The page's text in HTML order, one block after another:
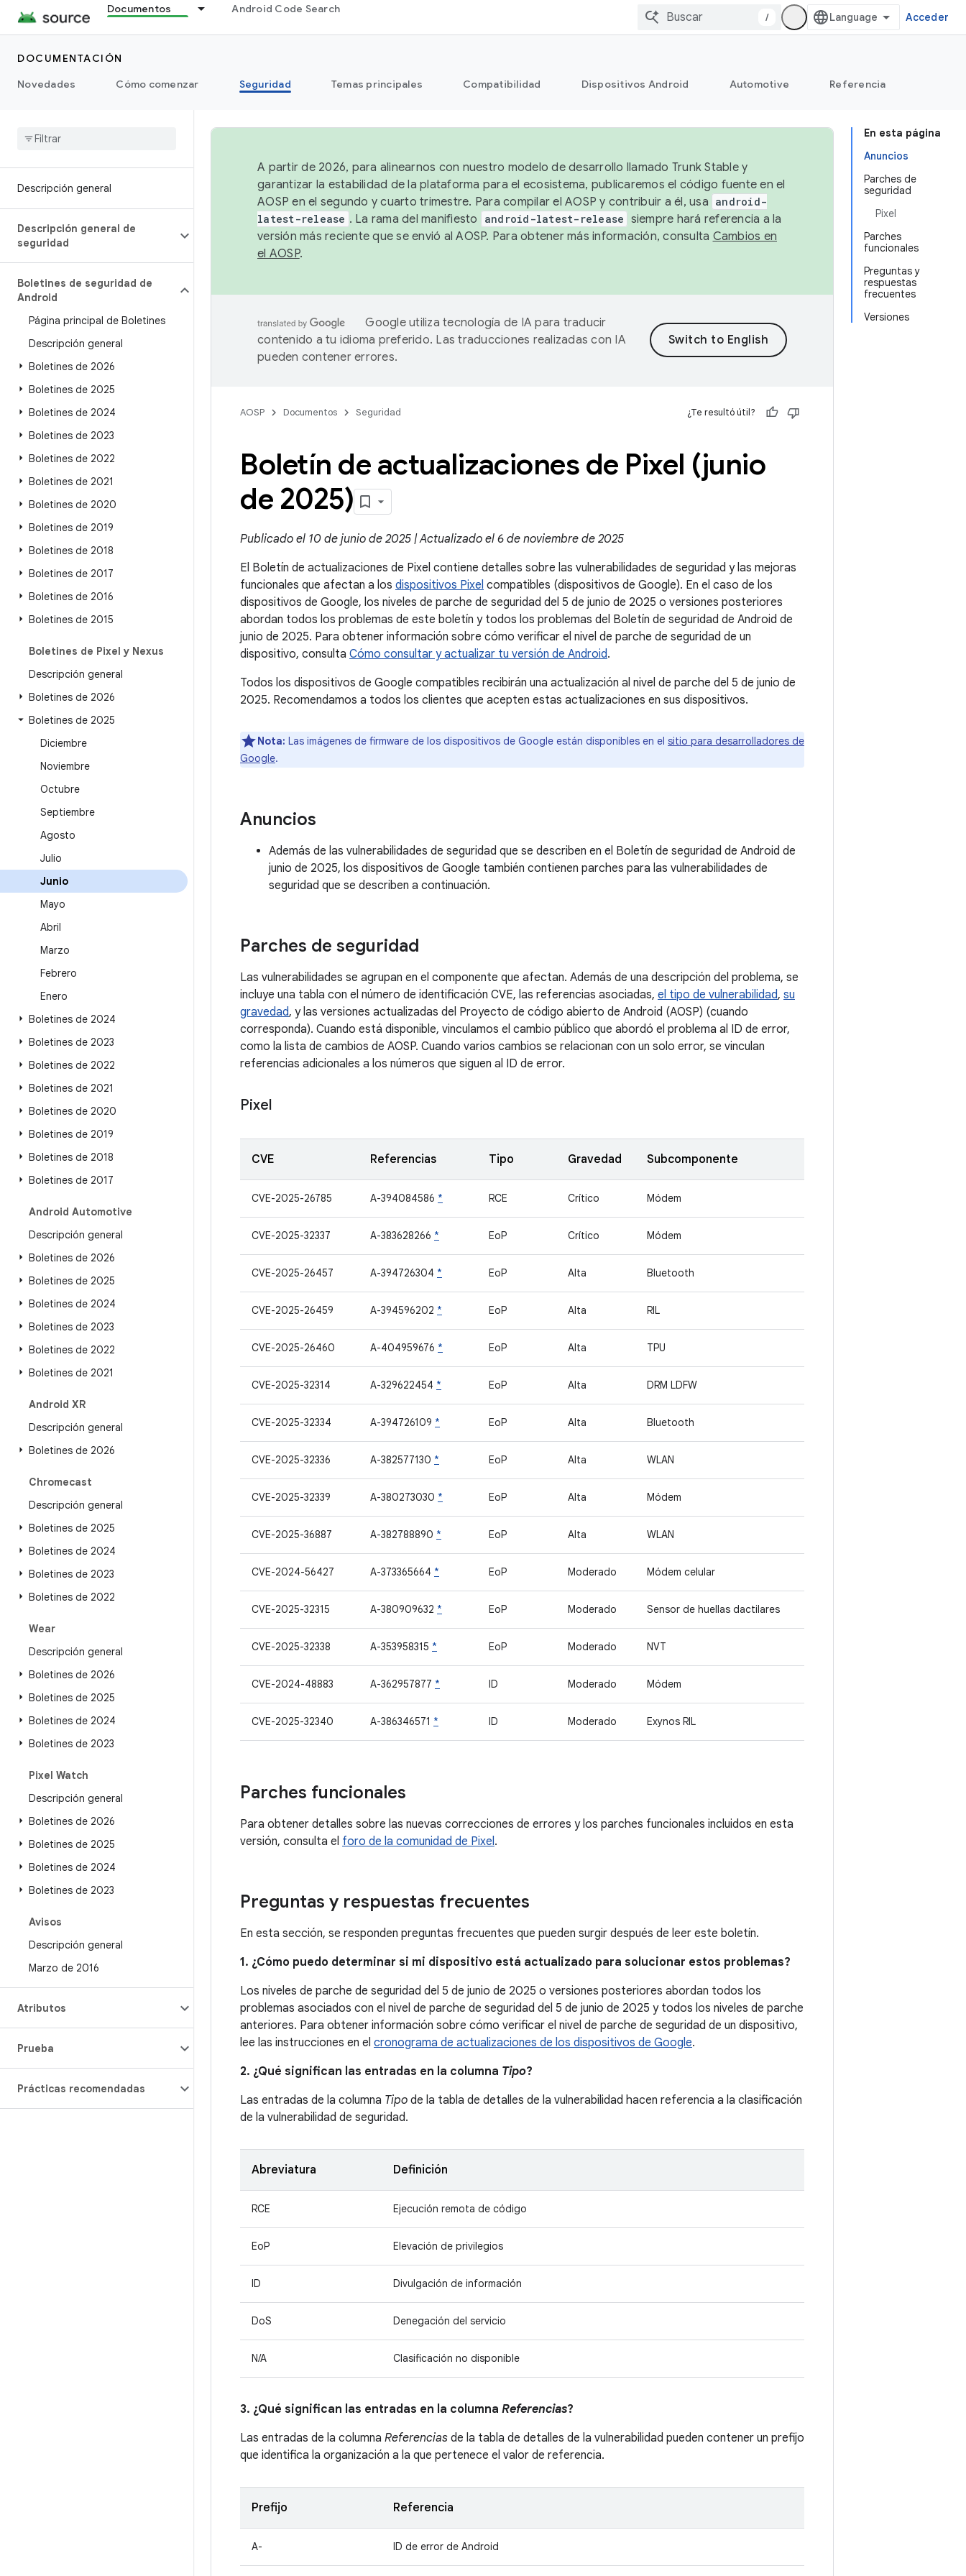
Documentos Android Code Search
/ Acceder
DOCUMENTACIÓN
Novedades
Cómo comenzar Seguridad Temas principales Compatibilidad Dispositivos Android Automotive Referencia
Descripción general
Descripción general de
seguridad
Boletines de seguridad de
Android
Página principal de Boletines
Descripción general
Boletines de 2026
Boletines de 2025
Boletines de 2024
Boletines de 2023
Boletines de 2022
Boletines de 2021
Boletines de 2020
Boletines de 2019
Boletines de 2018
Boletines de 2017
Boletines de 2016
Boletines de 2015
Boletines de Pixel y Nexus
Descripción general
Boletines de 2026
Boletines de 2025
Diciembre
Noviembre
Octubre
Septiembre
Agosto
Julio
Junio
Mayo
Abril
Marzo
Febrero
Enero
Boletines de 2024
Boletines de 2023
Boletines de 2022
Boletines de 2021
Boletines de 2020
Boletines de 2019
Boletines de 2018
Boletines de 2017
Android Automotive
Descripción general
Boletines de 2026
Boletines de 2025
Boletines de 2024
Boletines de 2023
Boletines de 2022
Boletines de 2021
Android XR
Descripción general
Boletines de 2026
Chromecast
Descripción general
Boletines de 2025
Boletines de 2024
Boletines de 2023
Boletines de 2022
Wear
Descripción general
Boletines de 2026
Boletines de 2025
Boletines de 2024
Boletines de 2023
Pixel Watch
Descripción general
Boletines de 2026
Boletines de 2025
Boletines de 2024
Boletines de 2023
Avisos
Descripción general
Marzo de 2016
Atributos
Prueba
Prácticas recomendadas
En esta página
Anuncios
Parches de
seguridad
Pixel
Parches
funcionales
Preguntas y
respuestas
frecuentes
Versiones
A partir de 2026, para alinearnos con nuestro modelo de desarrollo llamado Trunk Stable y
garantizar la estabilidad de la plataforma para el ecosistema, publicaremos el código fuente en el
AOSP en el segundo y cuarto trimestre. Para compilar el AOSP y contribuir a él, usa android-
latest-release . La rama del manifiesto android-latest-release siempre hará referencia a la
versión más reciente que se envió al AOSP. Para obtener más información, consulta Cambios en
el AOSP.
Google utiliza tecnología de IA para traducir
contenido a tu idioma preferido. Las traducciones realizadas con IA
pueden contener errores.
AOSP Documentos Seguridad ¿Te resultó útil?
Boletín de actualizaciones de Pixel (junio
de 2025)
Publicado el 10 de junio de 2025 | Actualizado el 6 de noviembre de 2025
El Boletín de actualizaciones de Pixel contiene detalles sobre las vulnerabilidades de seguridad y las mejoras
funcionales que afectan a los dispositivos Pixel compatibles (dispositivos de Google). En el caso de los
dispositivos de Google, los niveles de parche de seguridad del 5 de junio de 2025 o versiones posteriores
abordan todos los problemas de este boletín y todos los problemas del Boletín de seguridad de Android de
junio de 2025. Para obtener información sobre cómo verificar el nivel de parche de seguridad de un
dispositivo, consulta Cómo consultar y actualizar tu versión de Android.
Todos los dispositivos de Google compatibles recibirán una actualización al nivel de parche del 5 de junio de
2025. Recomendamos a todos los clientes que acepten estas actualizaciones en sus dispositivos.
Nota: Las imágenes de firmware de los dispositivos de Google están disponibles en el sitio para desarrolladores de
Google.
Anuncios
Además de las vulnerabilidades de seguridad que se describen en el Boletín de seguridad de Android de
junio de 2025, los dispositivos de Google también contienen parches para las vulnerabilidades de
seguridad que se describen a continuación.
Parches de seguridad
Las vulnerabilidades se agrupan en el componente que afectan. Además de una descripción del problema, se
incluye una tabla con el número de identificación CVE, las referencias asociadas, el tipo de vulnerabilidad, su
gravedad, y las versiones actualizadas del Proyecto de código abierto de Android (AOSP) (cuando
corresponda). Cuando está disponible, vinculamos el cambio público que abordó el problema al ID de error,
como la lista de cambios de AOSP. Cuando varios cambios se relacionan con un solo error, se vinculan
referencias adicionales a los números que siguen al ID de error.
Pixel
CVE Referencias Tipo Gravedad Subcomponente
CVE-2025-26785 A-394084586 * RCE Crítico Módem
CVE-2025-32337 A-383628266 * EoP Crítico Módem
CVE-2025-26457 A-394726304 * EoP Alta Bluetooth
CVE-2025-26459 A-394596202 * EoP Alta RIL
CVE-2025-26460 A-404959676 * EoP Alta TPU
CVE-2025-32314 A-329622454 * EoP Alta DRM LDFW
CVE-2025-32334 A-394726109 * EoP Alta Bluetooth
CVE-2025-32336 A-382577130 * EoP Alta WLAN
CVE-2025-32339 A-380273030 * EoP Alta Módem
CVE-2025-36887 A-382788890 * EoP Alta WLAN
CVE-2024-56427 A-373365664 * EoP Moderado Módem celular
CVE-2025-32315 A-380909632 * EoP Moderado Sensor de huellas dactilares
CVE-2025-32338 A-353958315 * EoP Moderado NVT
CVE-2024-48883 A-362957877 * ID Moderado Módem
CVE-2025-32340 A-386346571 * ID Moderado Exynos RIL
Parches funcionales
Para obtener detalles sobre las nuevas correcciones de errores y los parches funcionales incluidos en esta
versión, consulta el foro de la comunidad de Pixel.
Preguntas y respuestas frecuentes
En esta sección, se responden preguntas frecuentes que pueden surgir después de leer este boletín.
1. ¿Cómo puedo determinar si mi dispositivo está actualizado para solucionar estos problemas?
Los niveles de parche de seguridad del 5 de junio de 2025 o versiones posteriores abordan todos los
problemas asociados con el nivel de parche de seguridad del 5 de junio de 2025 y todos los niveles de parche
anteriores. Para obtener información sobre cómo verificar el nivel de parche de seguridad de un dispositivo,
lee las instrucciones en el cronograma de actualizaciones de los dispositivos de Google.
2. ¿Qué significan las entradas en la columna Tipo?
Las entradas de la columna Tipo de la tabla de detalles de la vulnerabilidad hacen referencia a la clasificación
de la vulnerabilidad de seguridad.
Abreviatura Definición
RCE Ejecución remota de código
EoP Elevación de privilegios
ID Divulgación de información
DoS Denegación del servicio
N/A Clasificación no disponible
3. ¿Qué significan las entradas en la columna Referencias?
Las entradas de la columna Referencias de la tabla de detalles de la vulnerabilidad pueden contener un prefijo
que identifica la organización a la que pertenece el valor de referencia.
Prefijo Referencia
A- ID de error de Android